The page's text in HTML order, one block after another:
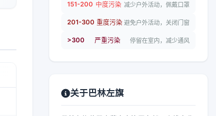
151-200 中度污染 减少户外活动，佩戴口罩
201-300 重度污染 避免户外活动，关闭门窗
>300 严重污染 停留在室内，减少通风
关于巴林左旗